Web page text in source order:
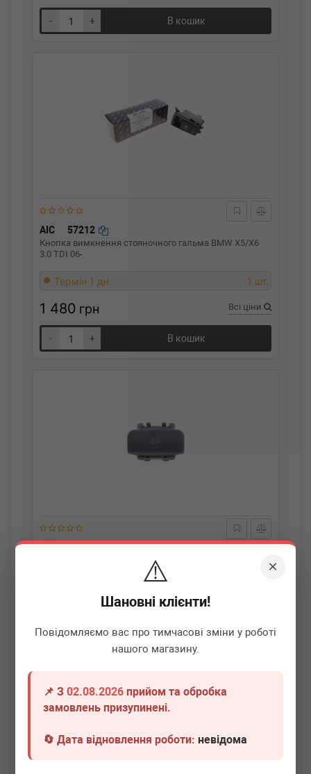
×
⚠️
Шановні клієнти!
Повідомляємо вас про тимчасові зміни у роботі
нашого магазину.
📌 З02.08.2026 прийом та обробка
замовлень призупинені.
🔄 Дата відновлення роботи:невідома
- + В кошик
AIC 57212
Кнопка вимкнення стояночного гальма BMW X5/X6
3.0 TDI 06-
Термін 1 дн. 1 шт.
1 480 грн Всі ціни
- + В кошик
AIC 75729
Кнопка ручника Peugeot 3008/5008 09-17
Термін 1 дн.
1 540
В кошик